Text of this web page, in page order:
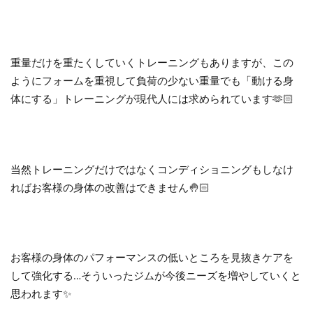
重量だけを重たくしていくトレーニングもありますが、この
ようにフォームを重視して負荷の少ない重量でも「動ける身
体にする」トレーニングが現代人には求められています🫶🏻
当然トレーニングだけではなくコンディショニングもしなけ
ればお客様の身体の改善はできません🤚🏻
お客様の身体のパフォーマンスの低いところを見抜きケアを
して強化する…そういったジムが今後ニーズを増やしていくと
思われます✨